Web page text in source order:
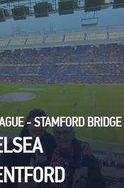
- STAMFORD BRIDGE